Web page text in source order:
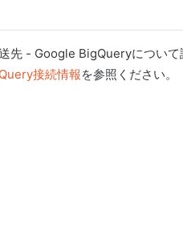
先 - Google BigQueryについて
接続情報を参照ください。